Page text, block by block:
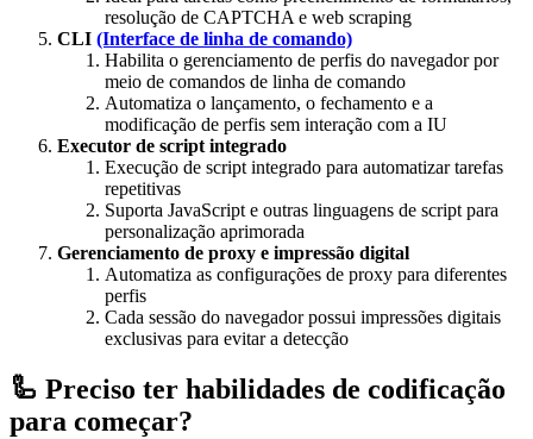
resolução de CAPTCHA e web scraping
CLI (Interface de linha de comando)
Habilita o gerenciamento de perfis do navegador por
meio de comandos de linha de comando
Automatiza o lançamento, o fechamento e a
modificação de perfis sem interação com a IU
Executor de script integrado
Execução de script integrado para automatizar tarefas
repetitivas
Suporta JavaScript e outras linguagens de script para
personalização aprimorada
Gerenciamento de proxy e impressão digital
Automatiza as configurações de proxy para diferentes
perfis
Cada sessão do navegador possui impressões digitais
exclusivas para evitar a detecção
🦾 Preciso ter habilidades de codificação
para começar?